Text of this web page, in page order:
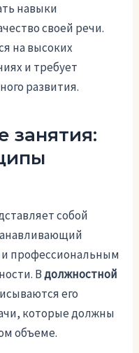
навыки
своей речи.
на высоких
и требует
развития.
занятия:
собой
и профессиональным
Вдолжностной
его
которые должны
объеме.